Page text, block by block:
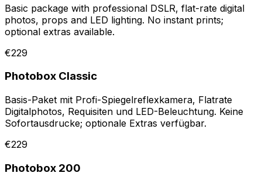
Basic package with professional DSLR, flat-rate digital
photos, props and LED lighting. No instant prints;
optional extras available.
€229
Photobox Classic
Basis-Paket mit Profi-Spiegelreflexkamera, Flatrate
Digitalphotos, Requisiten und LED-Beleuchtung. Keine
Sofortausdrucke; optionale Extras verfügbar.
€229
Photobox 200